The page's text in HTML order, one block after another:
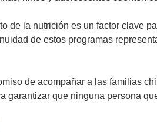
de la nutrición es un factor clave
de estos programas
de acompañar a las familias
garantizar que ninguna persona